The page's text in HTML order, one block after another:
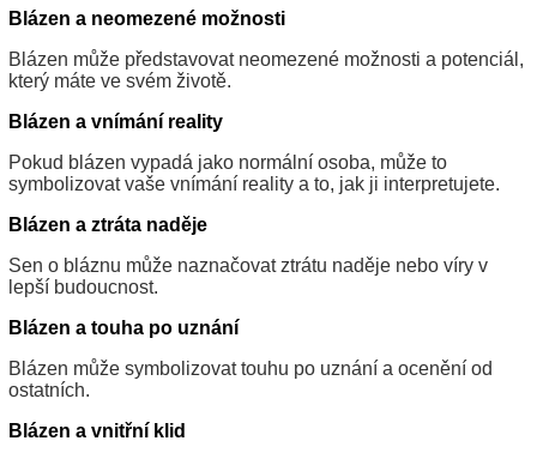
Blázen a neomezené možnosti
Blázen může představovat neomezené možnosti a potenciál,
který máte ve svém životě.
Blázen a vnímání reality
Pokud blázen vypadá jako normální osoba, může to
symbolizovat vaše vnímání reality a to, jak ji interpretujete.
Blázen a ztráta naděje
Sen o bláznu může naznačovat ztrátu naděje nebo víry v
lepší budoucnost.
Blázen a touha po uznání
Blázen může symbolizovat touhu po uznání a ocenění od
ostatních.
Blázen a vnitřní klid